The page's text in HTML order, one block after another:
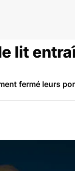
lit
fermé leurs